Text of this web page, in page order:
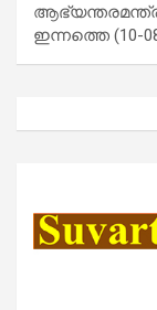
ഇന്നത്തെ (10-